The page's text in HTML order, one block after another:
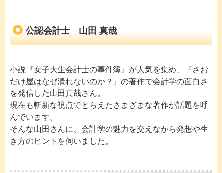
公認会計士 山田 真哉
小説『女子大生会計士の事件簿』が人気を集め、『さお
だけ屋はなぜ潰れないのか？』の著作で会計学の面白さ
を発信した山田真哉さん。
現在も斬新な視点でとらえたさまざまな著作が話題を呼
んでいます。
そんな山田さんに、会計学の魅力を交えながら発想や生
き方のヒントを伺いました。